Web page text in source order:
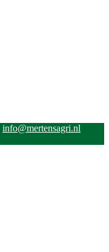
info@mertensagri.nl